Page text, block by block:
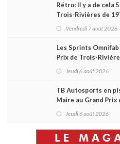
Rétro: Il y a de cela
Trois-Rivières de
Vendredi 7 août 2026
Les Sprints
Prix de Trois-
Jeudi 6 août 2026
TB Autosports en
Maire au Grand
Jeudi 6 août 2026